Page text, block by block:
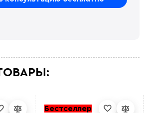
Бестселлер